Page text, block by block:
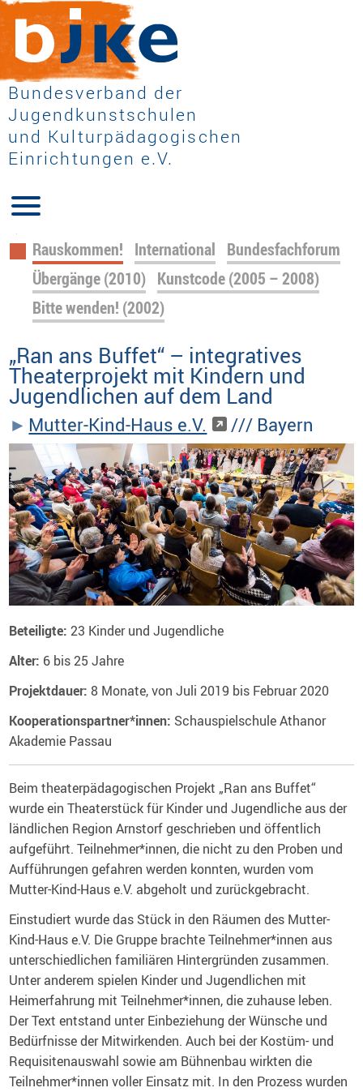
Bundesverband der
Jugendkunstschulen
und Kulturpädagogischen
Einrichtungen e.V.
Navigation
überspringen
Rauskommen! International Bundesfachforum
Übergänge (2010) Kunstcode (2005 – 2008)
Bitte wenden! (2002)
„Ran ans Buffet“ – integratives
Theaterprojekt mit Kindern und
Jugendlichen auf dem Land
Mutter-Kind-Haus e.V. /// Bayern
Beteiligte:23 Kinder und Jugendliche
Alter: 6 bis 25 Jahre
Projektdauer:8 Monate, von Juli 2019 bis Februar 2020
Kooperationspartner*innen: Schauspielschule Athanor
Akademie Passau
Beim theaterpädagogischen Projekt „Ran ans Buffet“
wurde ein Theaterstück für Kinder und Jugendliche aus der
ländlichen Region Arnstorf geschrieben und öffentlich
aufgeführt. Teilnehmer*innen, die nicht zu den Proben und
Aufführungen gefahren werden konnten, wurden vom
Mutter-Kind-Haus e.V. abgeholt und zurückgebracht.
Einstudiert wurde das Stück in den Räumen des Mutter-
Kind-Haus e.V. Die Gruppe brachte Teilnehmer*innen aus
unterschiedlichen familiären Hintergründen zusammen.
Unter anderem spielen Kinder und Jugendlichen mit
Heimerfahrung mit Teilnehmer*innen, die zuhause leben.
Der Text entstand unter Einbeziehung der Wünsche und
Bedürfnisse der Mitwirkenden. Auch bei der Kostüm- und
Requisitenauswahl sowie am Bühnenbau wirkten die
Teilnehmer*innen voller Einsatz mit. In den Prozess wurden